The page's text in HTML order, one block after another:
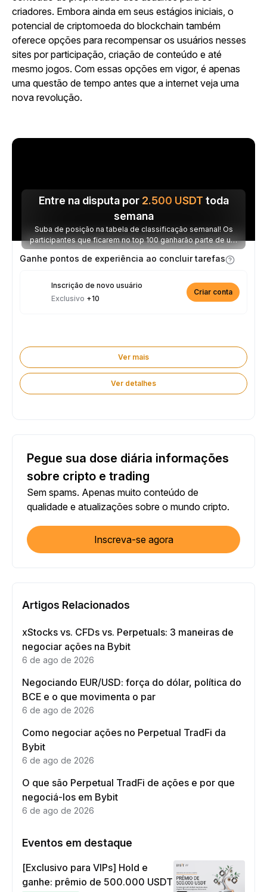
criadores. Embora ainda em seus estágios iniciais, o
potencial de criptomoeda do blockchain também
oferece opções para recompensar os usuários nesses
sites por participação, criação de conteúdo e até
mesmo jogos. Com essas opções em vigor, é apenas
uma questão de tempo antes que a internet veja uma
nova revolução.
Entre na disputa por 2.500 USDT toda
semana
Suba de posição na tabela de classificação semanal! Os
participantes que ficarem no top 100 ganharão parte de um
prêmio de 2.500 USDT toda semana.
Ganhe pontos de experiência ao concluir tarefas
Inscrição de novo usuário
Exclusivo +10
Criar conta
Ver mais
Ver detalhes
Pegue sua dose diária informações
sobre cripto e trading
Sem spams. Apenas muito conteúdo de
qualidade e atualizações sobre o mundo cripto.
Inscreva-se agora
Artigos Relacionados
xStocks vs. CFDs vs. Perpetuals: 3 maneiras de
negociar ações na Bybit
6 de ago de 2026
Negociando EUR/USD: força do dólar, política do
BCE e o que movimenta o par
6 de ago de 2026
Como negociar ações no Perpetual TradFi da
Bybit
6 de ago de 2026
O que são Perpetual TradFi de ações e por que
negociá-los em Bybit
6 de ago de 2026
Eventos em destaque
[Exclusivo para VIPs] Hold e
ganhe: prêmio de 500.000 USDT